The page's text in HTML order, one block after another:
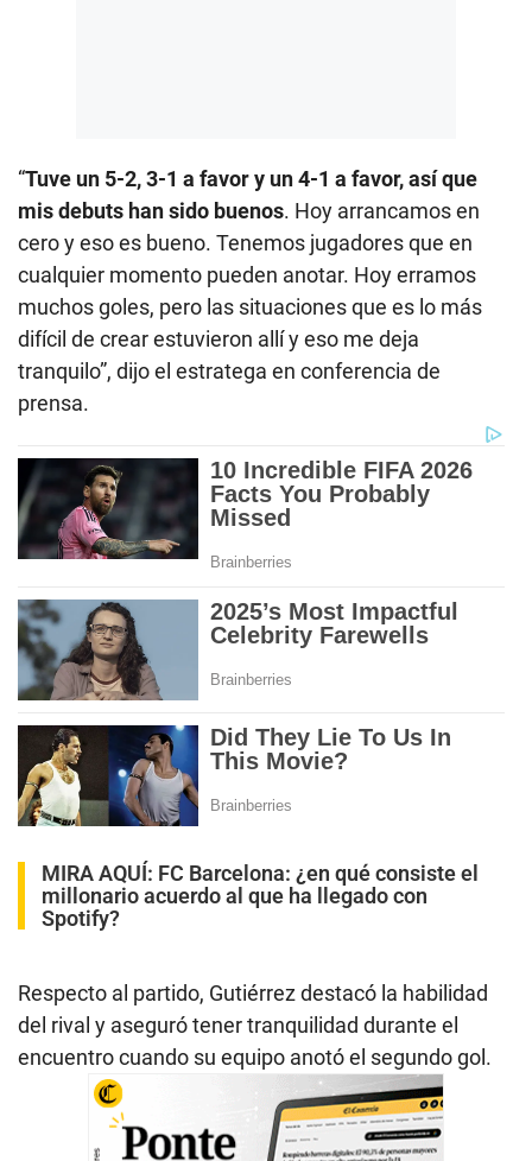
“Tuve un 5-2, 3-1 a favor y un 4-1 a favor, así que
mis debuts han sido buenos. Hoy arrancamos en
cero y eso es bueno. Tenemos jugadores que en
cualquier momento pueden anotar. Hoy erramos
muchos goles, pero las situaciones que es lo más
difícil de crear estuvieron allí y eso me deja
tranquilo”, dijo el estratega en conferencia de
prensa.
MIRA AQUÍ: FC Barcelona: ¿en qué consiste el
millonario acuerdo al que ha llegado con
Spotify?
Respecto al partido, Gutiérrez destacó la habilidad
del rival y aseguró tener tranquilidad durante el
encuentro cuando su equipo anotó el segundo gol.